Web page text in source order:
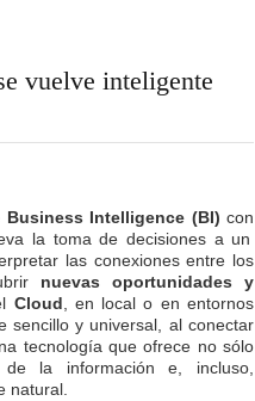
vuelve inteligente
Business Intelligence (BI) con
la toma de decisiones a un
las conexiones entre los
nuevas oportunidades y
Cloud, en local o en entornos
sencillo y universal, al conectar
tecnología que ofrece no sólo
de la información e, incluso,
natural.